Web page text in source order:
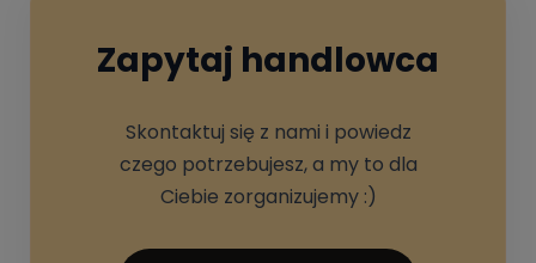
Zapytaj handlowca
Skontaktuj się z nami i powiedz
czego potrzebujesz, a my to dla
Ciebie zorganizujemy :)